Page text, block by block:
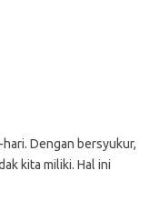
Dengan bersyukur,
kita miliki. Hal ini